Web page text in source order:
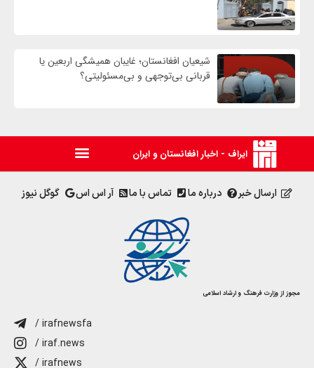
شیعیان افغانستان؛ غایبان همیشگی اربعین یا
قربانی بی‌توجهی و بی‌مسئولیتی؟
ایراف - اخبار افغانستان و ایران
ارسال خبر درباره ما تماس با ما آر اس اس گوگل نیوز
مجوز از وزارت فرهنگ و ارشاد اسلامی
/ irafnewsfa
/ iraf.news
/ irafnews